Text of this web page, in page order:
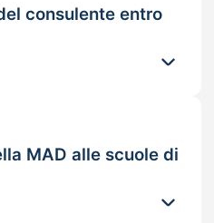
consulente entro
MAD alle scuole di